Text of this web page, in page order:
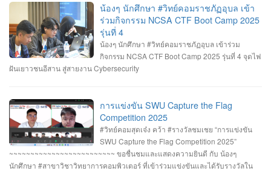
รัตนภักดี MR. SENG SOPHIN นายศตวรรษ วิลามาตย์ ทำคะแนนได้ 500 คะแนน
จบที่อันดับ 9 จาก 13 ทีมที่เข้าร่วมแข่งขันในครั้งนี้ RERU CYBER
HACKATHON#1 2025 จัดโดย คณะเทคโนโลยีสารสนเทศ มหาวิทยาลัยราชภัฏ
ร้อยเอ็ด ร่วมกับสำนักงานคณะกรรมการการรักษาความมั่นคงปลอดภัยไซเบอร์แห่ง
ชาติ (สกมช.) รายการที่ 2. “การแข่งขัน SWU Capture the Flag Competition
2025” เมื่อวันอังคารที่ 1 และ 8 กรกฎาคม 2568 (จัดการแข่งขันในรูปแบบออนไลน์
ในโครงการจำนวน 60 ทีม จัดโดย ภาควิชาวิศวกรรมคอมพิวเตอร์ คณะ
วิศวกรรมศาสตร์ มหาวิทยาลัยศรีนครินทรวิโรฒ ร่วมกับ บริษัท ACIS Professional
Center และ บริษัท SEC Playground รายการที่ 3. การแข่งขัน Mini CTF ระหว่างผู้
เข้าร่วม NCSA CTF Boot Camp 2025 รุ่นที่ 4 ซึ่งจัดขึ้นในระหว่างวันที่ 19–20
กรกฎาคม 2568 นายอาทิตย์ สายกนก นักศึกษาชั้นปีที่ 3 ได้รับ #รางวัล_MVP ผู้ที่
ทำคะแนนรายบุคคลสูงสุด (3400 คะแนน) จัดโดย #สำนักงานคณะกรรมการการ
พระเจ้าอยู่หัว เนื่องในโอกาสมหามงคลเฉลิมพระชนมพรรษา 28 กรกฎาคม 2568 ณ
หอประชุมไพรพะยอม มหาวิทยาลัยราชภัฏอุบลราชธานี โดยมีท่าน รอง
ศาสตราจารย์ธรรมรักษ์ ละอองนวล อธิการบดี เป็นประธานในพิธีถวายพระพร
ชัยมงคลและวางพานพุ่มทอง-พานพุ่มเงิน #คณะวิทยาการคอมพิวเตอร์
#มหาวิทยาลัยแห่งความสุข #มหาวิทยาลัยราชภัฏอุบลราชธานี
น้องๆ นักศึกษา #วิทย์คอมราชภัฏอุบล เข้า
ร่วมกิจกรรม NCSA CTF Boot Camp 2025
รุ่นที่ 4
น้องๆ นักศึกษา #วิทย์คอมราชภัฏอุบล เข้าร่วม
กิจกรรม NCSA CTF Boot Camp 2025 รุ่นที่ 4 จุดไฟ
ฝันเยาวชนอีสาน สู่สายงาน Cybersecurity
การแข่งขัน SWU Capture the Flag
Competition 2025
#วิทย์คอมสุดเจ๋ง คว้า #รางวัลชมเชย “การแข่งขัน
SWU Capture the Flag Competition 2025”
~~~~~~~~~~~~~~~~~~~~~~~~~ ขอชื่นชมและแสดงความยินดี กับ น้องๆ
นักศึกษา #สาขาวิชาวิทยาการคอมพิวเตอร์ ที่เข้าร่วมแข่งขันและได้รับรางวัลใน